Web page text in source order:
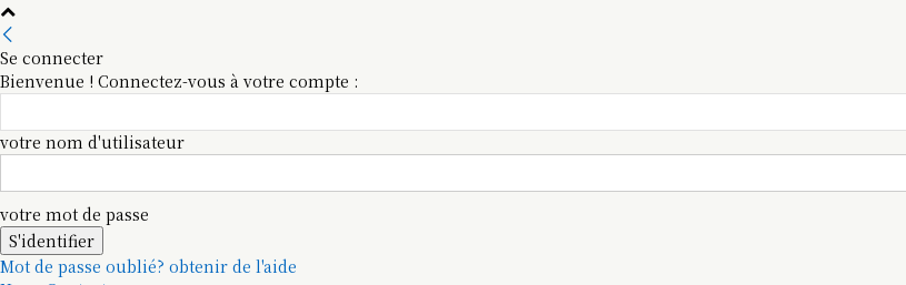
Se connecter
Bienvenue ! Connectez-vous à votre compte :
votre nom d'utilisateur
votre mot de passe
Mot de passe oublié? obtenir de l'aide